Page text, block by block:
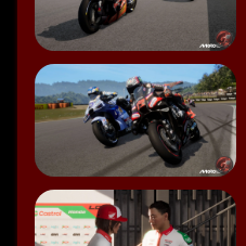
Lizenz.
Speaker 0: Also sind alle
auch der Moto II und der
Speaker 0: Alle Teams sind
Speaker 0: Was man
es ja so wie's ausschaut gar
sechsundzwanzig geben
Speaker 0: Ja!